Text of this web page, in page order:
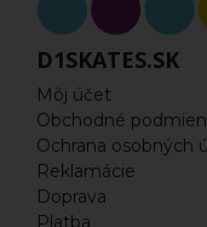
D1SKATES.SK
Môj účet
Obchodné
Ochrana osobných
Reklamácie
Doprava
Platba
Rekreačné
Ľadový Hokej
FREESTYLE